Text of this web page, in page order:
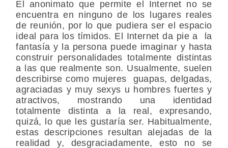
El anonimato que permite el Internet no se
encuentra en ninguno de los lugares reales
de reunión, por lo que pudiera ser el espacio
ideal para los tímidos. El Internet da pie a la
fantasía y la persona puede imaginar y hasta
construir personalidades totalmente distintas
a las que realmente son. Usualmente, suelen
describirse como mujeres guapas, delgadas,
agraciadas y muy sexys u hombres fuertes y
atractivos, mostrando una identidad
totalmente distinta a la real, expresando,
quizá, lo que les gustaría ser. Habitualmente,
estas descripciones resultan alejadas de la
realidad y, desgraciadamente, esto no se